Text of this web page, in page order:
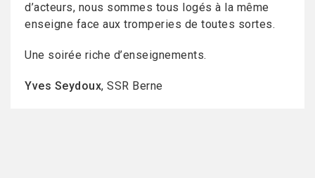
d’acteurs, nous sommes tous logés à la même
enseigne face aux tromperies de toutes sortes.
Une soirée riche d’enseignements.
Yves Seydoux, SSR Berne